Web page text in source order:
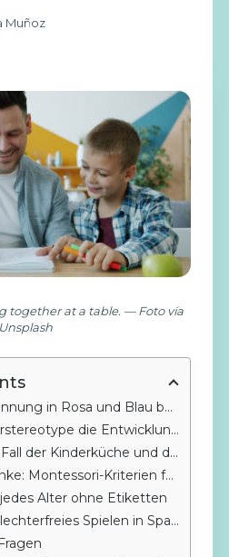
Muñoz
together at a table. — Foto vía
Unsplash
Blau bei Spielzeugen immer noch aktuell?
Entwicklung nach Montessori einschränken
Kinderküche und des Feuerwehrautos
Kriterien für die richtige Wahl
Alter ohne Etiketten
Spielen in Spanien unterstützen